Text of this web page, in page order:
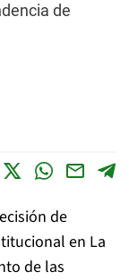
de
de
en La
de las